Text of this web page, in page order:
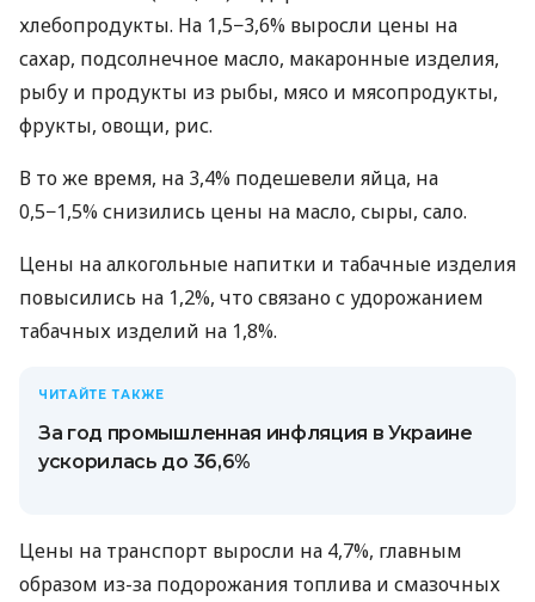
хлебопродукты. На 1,5−3,6% выросли цены на
сахар, подсолнечное масло, макаронные изделия,
рыбу и продукты из рыбы, мясо и мясопродукты,
фрукты, овощи, рис.
В то же время, на 3,4% подешевели яйца, на
0,5−1,5% снизились цены на масло, сыры, сало.
Цены на алкогольные напитки и табачные изделия
повысились на 1,2%, что связано с удорожанием
табачных изделий на 1,8%.
ЧИТАЙТЕ ТАКЖЕ
За год промышленная инфляция в Украине
ускорилась до 36,6%
Цены на транспорт выросли на 4,7%, главным
образом из-за подорожания топлива и смазочных